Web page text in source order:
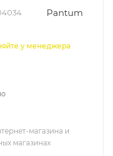
Pantum
у менеджера
магазина и
магазинах